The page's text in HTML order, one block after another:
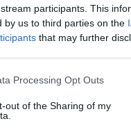
participants. This
by us to third parties on the
that may further
Processing Opt Outs
out of the Sharing of my
στο
τους